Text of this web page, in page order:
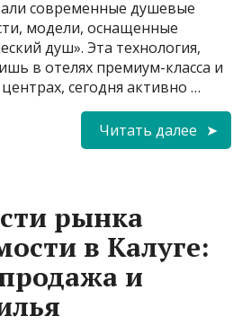
современные душевые
модели, оснащенные
душ». Эта технология,
в отелях премиум-класса и
сегодня активно …
Читать далее
рынка
в Калуге:
и